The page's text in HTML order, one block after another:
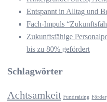
Entspannt in Alltag und
Fach-Impuls
Zukunftsfähige
bis zu 80% gefördert
Schlagwörter
Achtsamkeit Fundraising